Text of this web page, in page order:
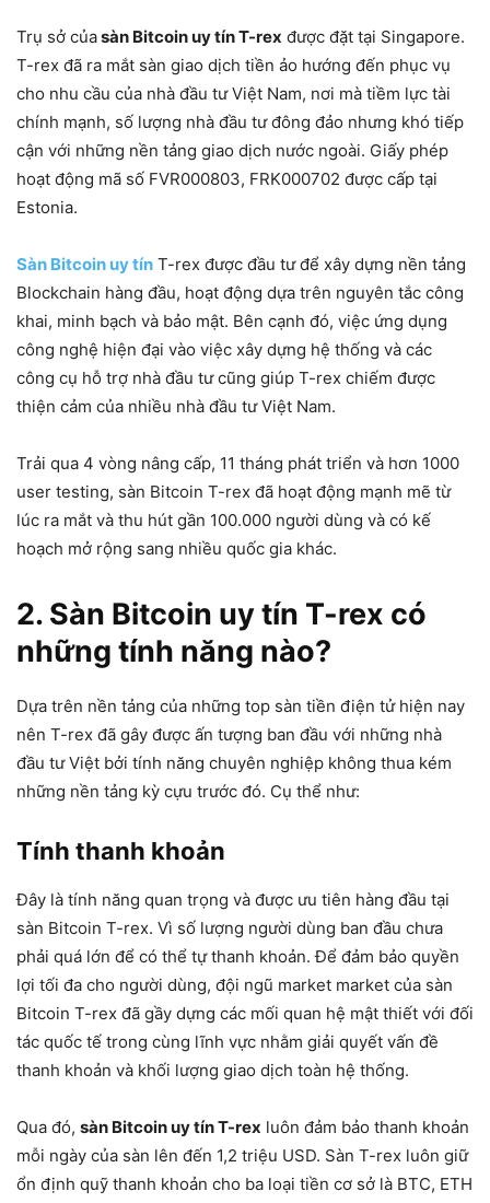
Trụ sở củasàn Bitcoin uy tín T-rex được đặt tại Singapore.
T-rex đã ra mắt sàn giao dịch tiền ảo hướng đến phục vụ
cho nhu cầu của nhà đầu tư Việt Nam, nơi mà tiềm lực tài
chính mạnh, số lượng nhà đầu tư đông đảo nhưng khó tiếp
cận với những nền tảng giao dịch nước ngoài. Giấy phép
hoạt động mã số FVR000803, FRK000702 được cấp tại
Estonia.
Sàn Bitcoin uy tín T-rex được đầu tư để xây dựng nền tảng
Blockchain hàng đầu, hoạt động dựa trên nguyên tắc công
khai, minh bạch và bảo mật. Bên cạnh đó, việc ứng dụng
công nghệ hiện đại vào việc xây dựng hệ thống và các
công cụ hỗ trợ nhà đầu tư cũng giúp T-rex chiếm được
thiện cảm của nhiều nhà đầu tư Việt Nam.
Trải qua 4 vòng nâng cấp, 11 tháng phát triển và hơn 1000
user testing, sàn Bitcoin T-rex đã hoạt động mạnh mẽ từ
lúc ra mắt và thu hút gần 100.000 người dùng và có kế
hoạch mở rộng sang nhiều quốc gia khác.
2. Sàn Bitcoin uy tín T-rex có
những tính năng nào?
Dựa trên nền tảng của những top sàn tiền điện tử hiện nay
nên T-rex đã gây được ấn tượng ban đầu với những nhà
đầu tư Việt bởi tính năng chuyên nghiệp không thua kém
những nền tảng kỳ cựu trước đó. Cụ thể như:
Tính thanh khoản
Đây là tính năng quan trọng và được ưu tiên hàng đầu tại
sàn Bitcoin T-rex. Vì số lượng người dùng ban đầu chưa
phải quá lớn để có thể tự thanh khoản. Để đảm bảo quyền
lợi tối đa cho người dùng, đội ngũ market market của sàn
Bitcoin T-rex đã gầy dựng các mối quan hệ mật thiết với đối
tác quốc tế trong cùng lĩnh vực nhằm giải quyết vấn đề
thanh khoản và khối lượng giao dịch toàn hệ thống.
Qua đó, sàn Bitcoin uy tín T-rex luôn đảm bảo thanh khoản
mỗi ngày của sàn lên đến 1,2 triệu USD. Sàn T-rex luôn giữ
ổn định quỹ thanh khoản cho ba loại tiền cơ sở là BTC, ETH